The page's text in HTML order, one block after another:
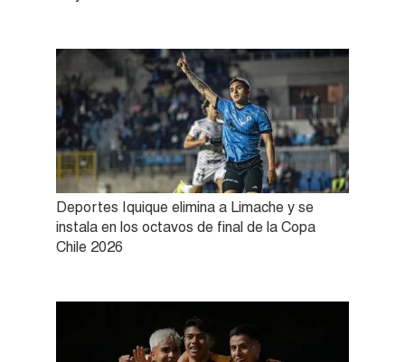
Deportes Iquique elimina a Limache y se
instala en los octavos de final de la Copa
Chile 2026